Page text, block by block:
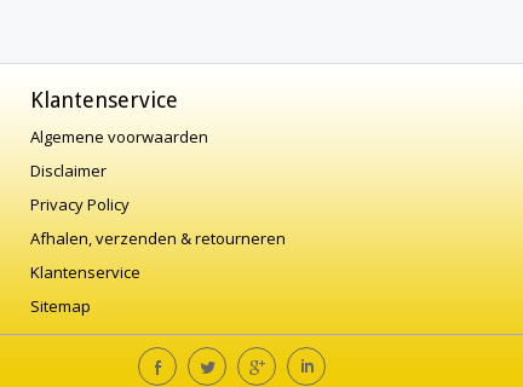
Klantenservice
Algemene voorwaarden
Disclaimer
Privacy Policy
Afhalen, verzenden & retourneren
Klantenservice
Sitemap